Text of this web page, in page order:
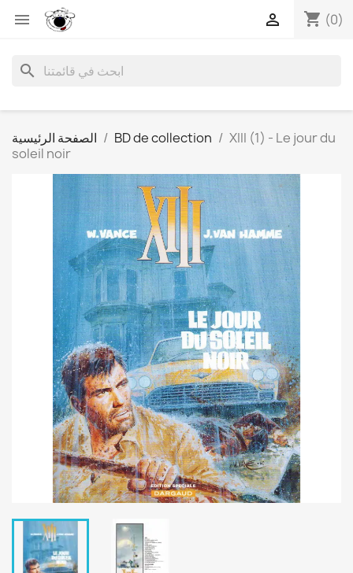
 shopping_cart (0)

search
الصفحة الرئيسية BD de collection
XIII (1) - Le jour du
soleil noir